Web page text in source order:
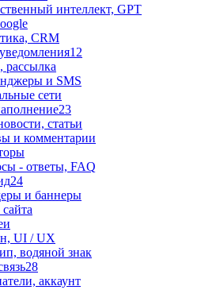
интеллект, GPT
CRM
12
рассылка
и SMS
сети
23
статьи
и комментарии
- ответы, FAQ
24
и баннеры
UI / UX
водяной знак
28
аккаунт